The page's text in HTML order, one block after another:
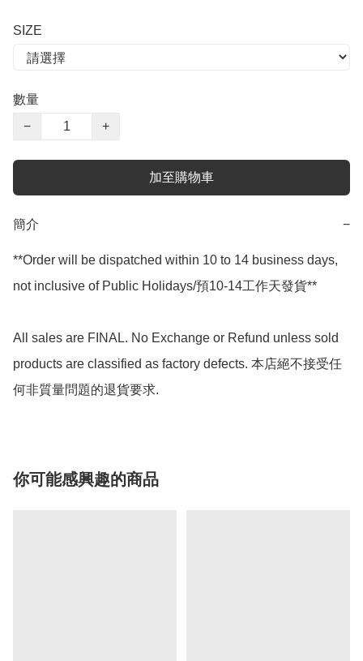
SIZE
數量
−
+
加至購物車
簡介 −
**Order will be dispatched within 10 to 14 business days,
not inclusive of Public Holidays/預10-14工作天發貨**
All sales are FINAL. No Exchange or Refund unless sold
products are classified as factory defects. 本店絕不接受任
何非質量問題的退貨要求.
你可能感興趣的商品